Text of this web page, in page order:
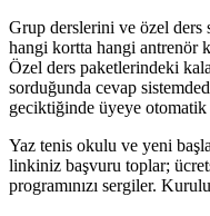
Grup derslerini ve özel ders
hangi kortta hangi antrenör
Özel ders paketlerindeki
sorduğunda cevap
geciktiğinde üyeye otomatik
Yaz tenis okulu ve yeni
linkiniz başvuru toplar;
programınızı sergiler.